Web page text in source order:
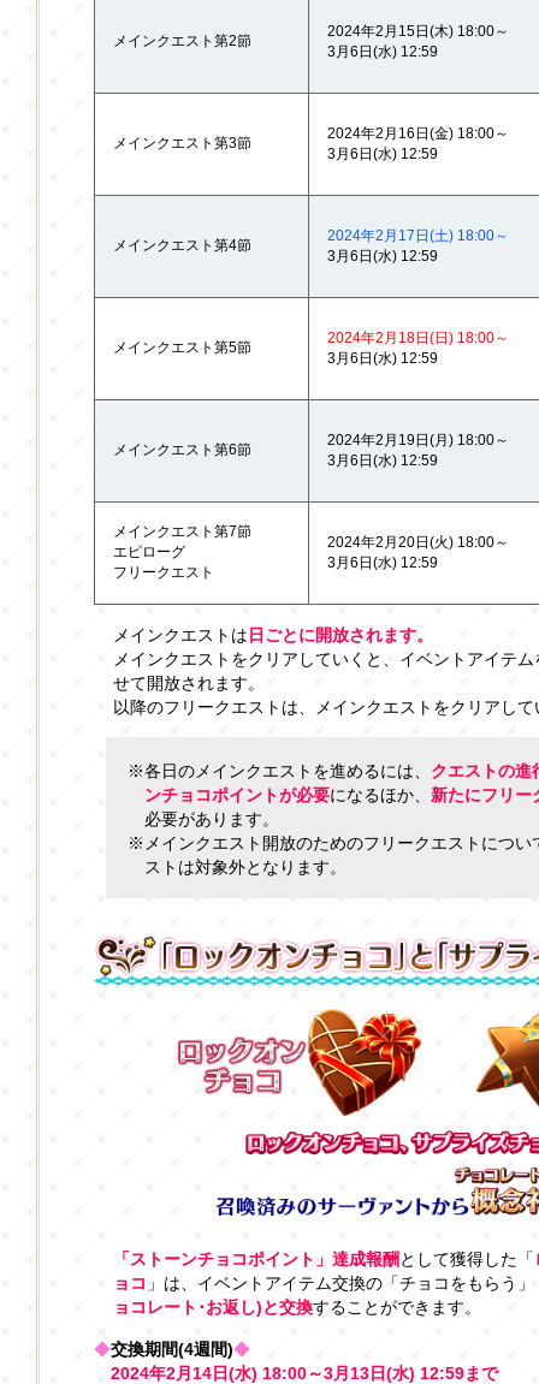
メインクエスト第2節
2024年2月15日(木) 18:00～
3月6日(水) 12:59
メインクエスト第3節
2024年2月16日(金) 18:00～
3月6日(水) 12:59
メインクエスト第4節
2024年2月17日(土) 18:00～
3月6日(水) 12:59
メインクエスト第5節
2024年2月18日(日) 18:00～
3月6日(水) 12:59
メインクエスト第6節
2024年2月19日(月) 18:00～
3月6日(水) 12:59
メインクエスト第7節
エピローグ
フリークエスト
2024年2月20日(火) 18:00～
3月6日(水) 12:59
メインクエストは 日ごとに開放されます。
メインクエストをクリアしていくと、イベントアイテ
せて開放されます。
以降のフリークエストは、メインクエストをクリアし
※各日のメインクエストを進めるには、 クエストの進
ンチョコポイントが必要になるほか、 新たにフリー
必要があります。
※メインクエスト開放のためのフリークエストについ
ストは対象外となります。
「ストーンチョコポイント」達成報酬として獲得した「
ョコ」は、イベントアイテム交換の「チョコをもらう
ョコレート･お返し)と交換することができます。
◆交換期間(4週間)◆
2024年2月14日(水) 18:00～3月13日(水) 12:59まで